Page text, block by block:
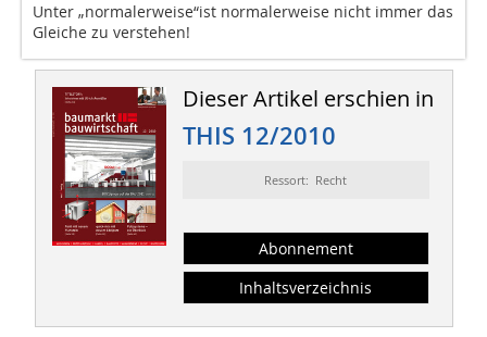
Unter „normalerweise“ist normalerweise nicht immer das
Gleiche zu verstehen!
Dieser Artikel erschien in
THIS 12/2010
Ressort: Recht
Abonnement
Inhaltsverzeichnis